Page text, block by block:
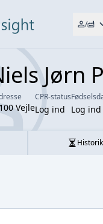
/
Jørn
Vejle
CPR-status
Log ind Log ind
Historik